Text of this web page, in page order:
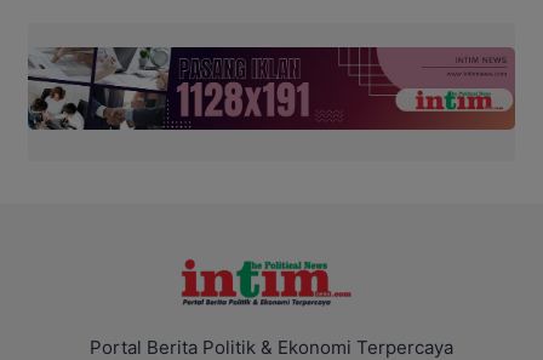
Portal Berita Politik & Ekonomi Terpercaya